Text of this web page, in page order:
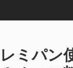
レミパン